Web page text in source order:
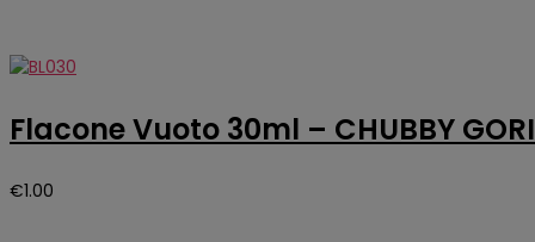
Flacone Vuoto 30ml – CHUBBY
€1.00